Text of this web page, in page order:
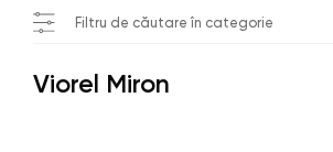
Filtru de căutare în categorie
Viorel Miron